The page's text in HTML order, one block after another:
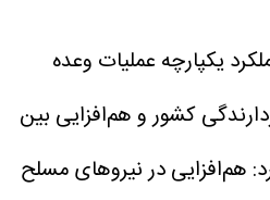
یکپارچه عملیات وعده
بازدارندگی کشور و هم‌افزایی بین
هم‌افزایی در نیروهای مسلح